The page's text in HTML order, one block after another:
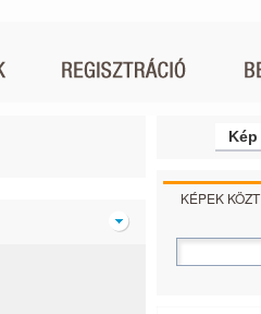
KÉPEK KÖZT